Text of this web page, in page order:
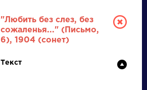
"Любить без слез, без
сожаленья..." (Письмо,
6), 1904 (сонет)
Текст